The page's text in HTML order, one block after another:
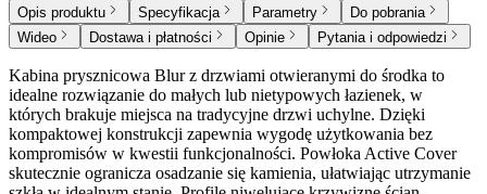
Opis produktu Specyfikacja Parametry
Do pobrania
Wideo
Dostawa i płatności Opinie Pytania i odpowiedzi
Kabina prysznicowa Blur z drzwiami otwieranymi do środka to
idealne rozwiązanie do małych lub nietypowych łazienek, w
których brakuje miejsca na tradycyjne drzwi uchylne. Dzięki
kompaktowej konstrukcji zapewnia wygodę użytkowania bez
kompromisów w kwestii funkcjonalności. Powłoka Active Cover
skutecznie ogranicza osadzanie się kamienia, ułatwiając utrzymanie